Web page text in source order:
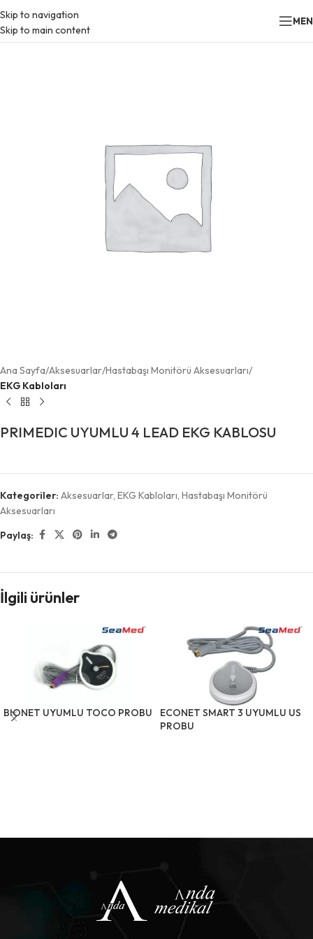
Skip to navigation
Skip to main content
Ana Sayfa Aksesuarlar Hastabaşı Monitörü Aksesuarları
EKG Kabloları
PRIMEDIC UYUMLU 4 LEAD EKG KABLOSU
Kategoriler: Aksesuarlar, EKG Kabloları, Hastabaşı Monitörü
Aksesuarları
Paylaş:
İlgili ürünler
BIONET UYUMLU TOCO PROBU
ECONET SMART 3 UYUMLU US
PROBU